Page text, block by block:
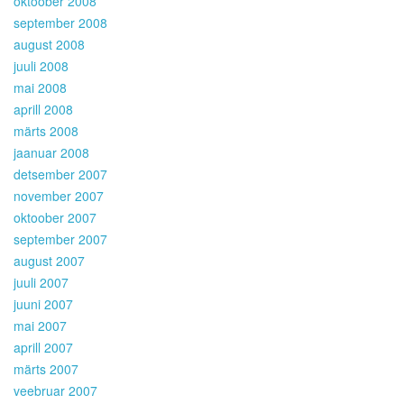
september 2008
august 2008
juuli 2008
mai 2008
aprill 2008
märts 2008
jaanuar 2008
detsember 2007
november 2007
oktoober 2007
september 2007
august 2007
juuli 2007
juuni 2007
mai 2007
aprill 2007
märts 2007
veebruar 2007